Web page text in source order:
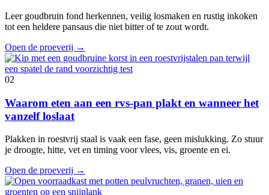
Leer goudbruin fond herkennen, veilig losmaken en rustig inkoken
tot een heldere pansaus die niet bitter of te zout wordt.
Open de proeverij →
02
Waarom eten aan een rvs-pan plakt en wanneer het
vanzelf loslaat
Plakken in roestvrij staal is vaak een fase, geen mislukking. Zo stuur
je droogte, hitte, vet en timing voor vlees, vis, groente en ei.
Open de proeverij →